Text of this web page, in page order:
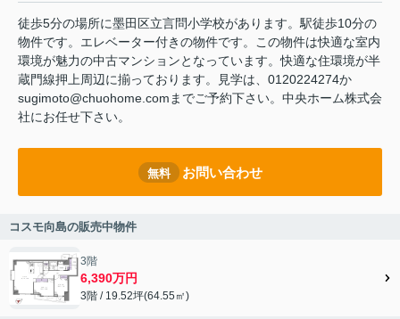
徒歩5分の場所に墨田区立言問小学校があります。駅徒歩10分の
物件です。エレベーター付きの物件です。この物件は快適な室内
環境が魅力の中古マンションとなっています。快適な住環境が半
蔵門線押上周辺に揃っております。見学は、0120224274か
sugimoto@chuohome.comまでご予約下さい。中央ホーム株式会
社にお任せ下さい。
無料 お問い合わせ
コスモ向島の販売中物件
3階
6,390万円
3階 / 19.52坪(64.55㎡)